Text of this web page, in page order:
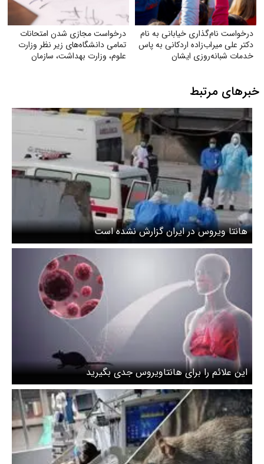
درخواست نام‌گذاری خیابانی به نام
دکتر علی میراب‌زاده اردکانی به پاس
خدمات شبانه‌روزی ایشان
درخواست مجازی شدن امتحانات
تمامی دانشگاه‌های زیر نظر وزارت
علوم‌، وزارت بهداشت، سازمان
خبرهای مرتبط
هانتا ویروس در ایران گزارش نشده است
این علائم را برای هانتاویروس جدی بگیرید